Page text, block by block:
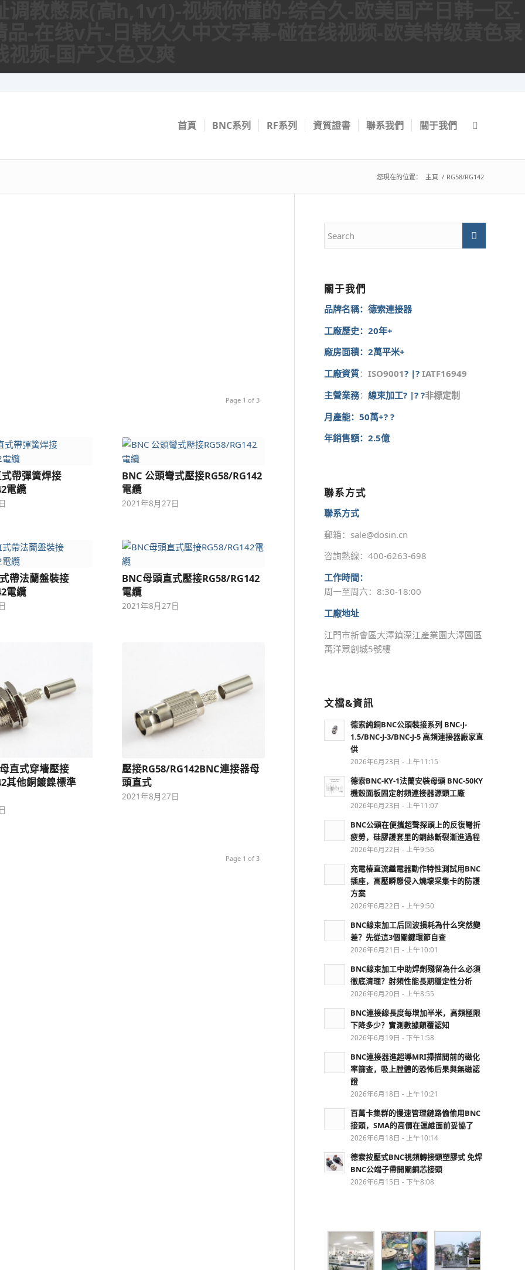
首頁 BNC系列 RF系列 資質證書 聯系我們 關于我們
您現在的位置： 主頁 / RG58/RG142
Page 1 of 3
帶彈簧焊接
電纜
BNC 公頭彎式壓接RG58/RG142
電纜
2021年8月27日
帶法蘭盤裝接
電纜
BNC母頭直式壓接RG58/RG142
電纜
2021年8月27日
直式穿墻壓接
其他銅鍍鎳標準
壓接RG58/RG142BNC連接器母
頭直式
2021年8月27日
Page 1 of 3
關于我們
品牌名稱：德索連接器
工廠歷史：20年+
廠房面積：2萬平米+
工廠資質：ISO9001? |?IATF16949
主營業務：線束加工? |? ?非標定制
月產能：50萬+? ?
年銷售額：2.5億
聯系方式
聯系方式
郵箱：sale@dosin.cn
咨詢熱線：400-6263-698
工作時間：
周一至周六：8:30-18:00
工廠地址
江門市新會區大澤鎮深江產業園大澤園區
萬洋眾創城5號樓
文檔&資訊
德索純銅BNC公頭裝接系列 BNC-J-
1.5/BNC-J-3/BNC-J-5 高頻連接器廠家直
供
2026年6月23日 - 上午11:15
德索BNC-KY-1法蘭安裝母頭 BNC-50KY
機殼面板固定射頻連接器源頭工廠
2026年6月23日 - 上午11:07
BNC公頭在便攜超聲探頭上的反復彎折
疲勞，硅膠護套里的銅絲斷裂漸進過程
2026年6月22日 - 上午9:56
充電樁直流繼電器動作特性測試用BNC
插座，高壓瞬態侵入燒壞采集卡的防護
方案
2026年6月22日 - 上午9:50
BNC線束加工后回波損耗為什么突然變
差？先從這3個關鍵環節自查
2026年6月21日 - 上午10:01
BNC線束加工中助焊劑殘留為什么必須
徹底清理？射頻性能長期穩定性分析
2026年6月20日 - 上午8:55
BNC連接線長度每增加半米，高頻極限
下降多少？實測數據顛覆認知
2026年6月19日 - 下午1:58
BNC連接器進超導MRI掃描間前的磁化
率篩查，吸上膛體的恐怖后果與無磁認
證
2026年6月18日 - 上午10:21
百萬卡集群的慢速管理鏈路偷偷用BNC
接頭，SMA的高價在運維面前妥協了
2026年6月18日 - 上午10:14
德索按壓式BNC視頻轉接頭塑膠式 免焊
BNC公端子帶開關銅芯接頭
2026年6月15日 - 下午8:08